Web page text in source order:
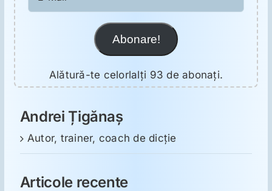
Mail
Abonare!
Alătură-te celorlalți 93 de abonați.
Andrei Țigănaș
Autor, trainer, coach de dicție
Articole recente